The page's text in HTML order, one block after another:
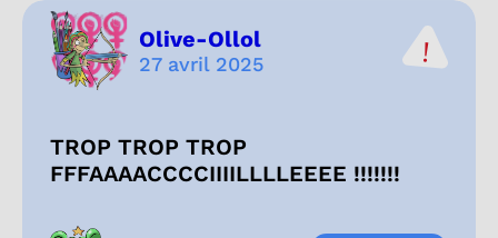
Olive-Ollol
27 avril 2025
TROP TROP TROP
FFFAAAACCCCIIIILLLLEEEE !!!!!!!